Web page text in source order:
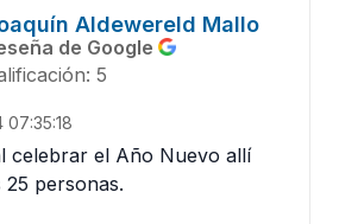
Aldewereld Mallo
de Google
5
07:35:18
celebrar el Año Nuevo allí
personas.